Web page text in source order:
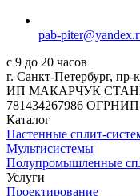
pab-
с 9 до 20 часов
г. Санкт-Петербург, пр-
ИП МАКАРЧУК
781434267986 ОГРНИП
Каталог
Настенные сплит-
Мультисистемы
Полупромышленные
Услуги
Проектирование